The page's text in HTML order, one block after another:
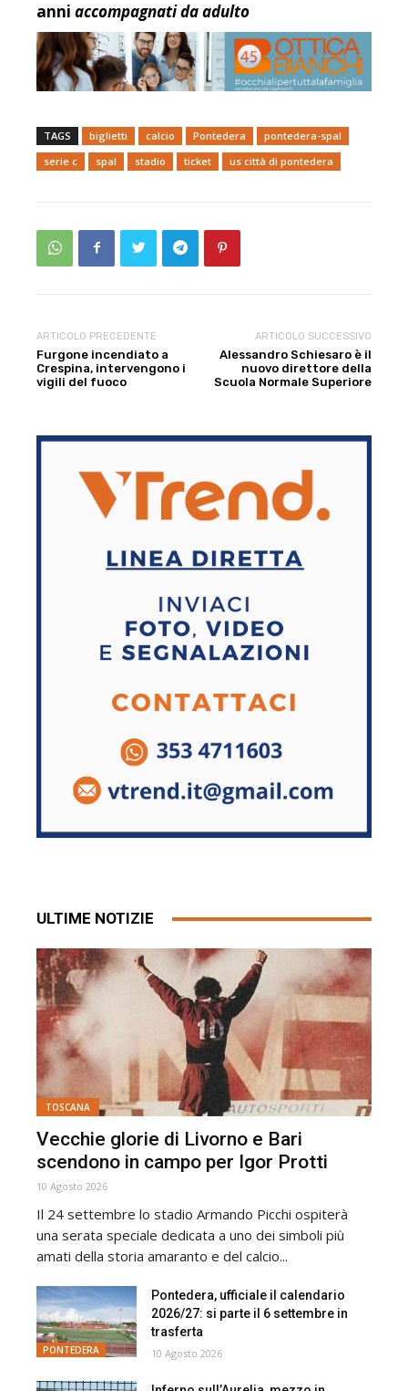
anni accompagnati da adulto
TAGS biglietti calcio Pontedera
pontedera-spal
serie c
spal stadio ticket us città di pontedera
ARTICOLO PRECEDENTE
Furgone incendiato a
Crespina, intervengono i
vigili del fuoco
ARTICOLO SUCCESSIVO
Alessandro Schiesaro è il
nuovo direttore della
Scuola Normale Superiore
ULTIME NOTIZIE
TOSCANA
Vecchie glorie di Livorno e Bari
scendono in campo per Igor Protti
10 Agosto 2026
Il 24 settembre lo stadio Armando Picchi ospiterà
una serata speciale dedicata a uno dei simboli più
amati della storia amaranto e del calcio...
PONTEDERA
Pontedera, ufficiale il calendario
2026/27: si parte il 6 settembre in
trasferta
10 Agosto 2026